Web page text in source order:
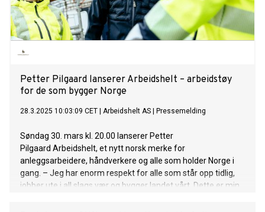
Petter Pilgaard lanserer Arbeidshelt – arbeidstøy
for de som bygger Norge
28.3.2025 10:03:09 CET Arbeidshelt AS Pressemelding
Søndag 30. mars kl. 20.00 lanserer Petter
Pilgaard Arbeidshelt, et nytt norsk merke for
anleggsarbeidere, håndverkere og alle som holder Norge i
gang. – Jeg har enorm respekt for alle som står opp tidlig,
jobber ute i all slags vær og bygger landet vårt. Dette er min